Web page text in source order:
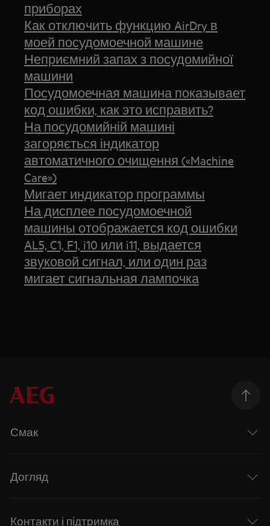
приборах
Как отключить функцию AirDry в
моей посудомоечной машине
Неприємний запах з посудомийної
машини
Посудомоечная машина показывает
код ошибки, как это исправить?
На посудомийній машині
загоряється індикатор
автоматичного очищення («Machine
Care»)
Мигает индикатор программы
На дисплее посудомоечной
машины отображается код ошибки
AL5, C1, F1, i10 или i11, выдается
звуковой сигнал, или один раз
мигает сигнальная лампочка
Смак
Догляд
Контакти і підтримка